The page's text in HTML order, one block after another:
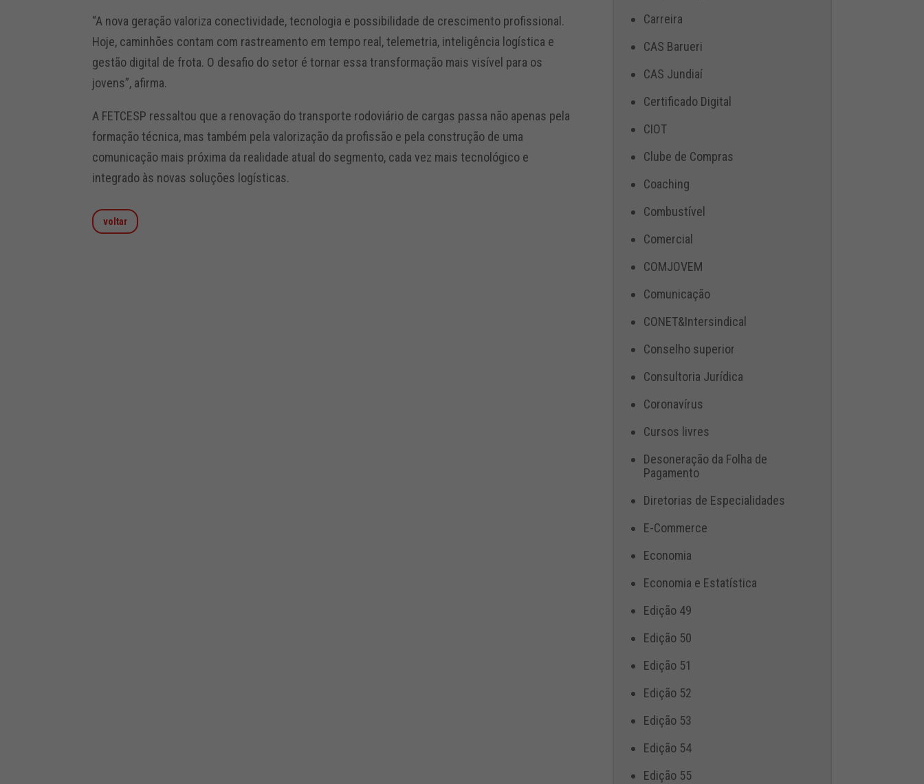
“A nova geração valoriza conectividade, tecnologia e possibilidade de crescimento profissional.
Hoje, caminhões contam com rastreamento em tempo real, telemetria, inteligência logística e
gestão digital de frota. O desafio do setor é tornar essa transformação mais visível para os
jovens”, afirma.
A FETCESP ressaltou que a renovação do transporte rodoviário de cargas passa não apenas pela
formação técnica, mas também pela valorização da profissão e pela construção de uma
comunicação mais próxima da realidade atual do segmento, cada vez mais tecnológico e
integrado às novas soluções logísticas.
voltar
Carreira
CAS Barueri
CAS Jundiaí
Certificado Digital
CIOT
Clube de Compras
Coaching
Combustível
Comercial
COMJOVEM
Comunicação
CONET&Intersindical
Conselho superior
Consultoria Jurídica
Coronavírus
Cursos livres
Desoneração da Folha de
Pagamento
Diretorias de Especialidades
E-Commerce
Economia
Economia e Estatística
Edição 49
Edição 50
Edição 51
Edição 52
Edição 53
Edição 54
Edição 55